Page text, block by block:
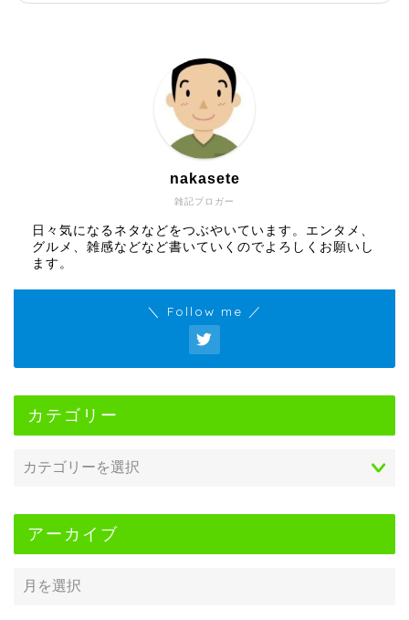
雑記ブロガー
nakasete
日々気になるネタなどをつぶやいています。エンタメ、
グルメ、雑感などなど書いていくのでよろしくお願いし
ます。
＼ Follow me ／
カテゴリー
アーカイブ